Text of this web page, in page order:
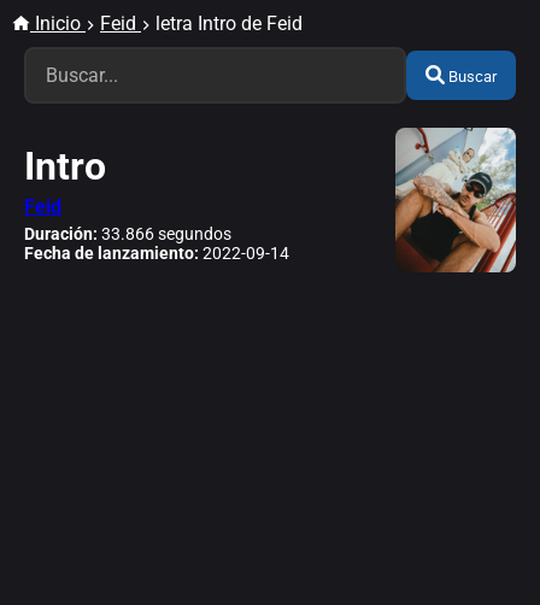
Inicio Feid letra Intro de Feid
Buscar
Intro
Feid
Duración: 33.866 segundos
Fecha de lanzamiento: 2022-09-14